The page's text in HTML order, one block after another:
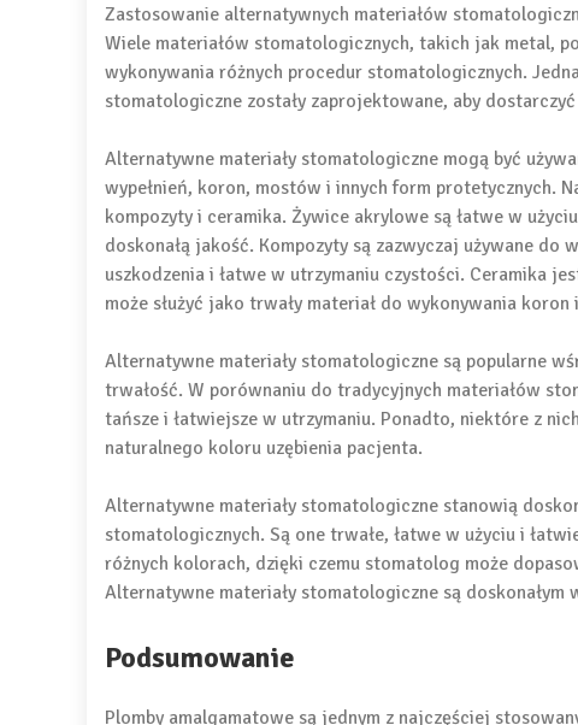
Zastosowanie alternatywnych materiałów
Wiele materiałów stomatologicznych, takich jak metal,
wykonywania różnych procedur stomatologicznych.
stomatologiczne zostały zaprojektowane, aby
Alternatywne materiały stomatologiczne mogą być
wypełnień, koron, mostów i innych form protetycznych.
kompozyty i ceramika. Żywice akrylowe są łatwe w
doskonałą jakość. Kompozyty są zazwyczaj używane do
uszkodzenia i łatwe w utrzymaniu czystości. Ceramika
może służyć jako trwały materiał do wykonywania koron
Alternatywne materiały stomatologiczne są popularne
trwałość. W porównaniu do tradycyjnych materiałów
tańsze i łatwiejsze w utrzymaniu. Ponadto, niektóre z
naturalnego koloru uzębienia pacjenta.
Alternatywne materiały stomatologiczne stanowią
stomatologicznych. Są one trwałe, łatwe w użyciu i
różnych kolorach, dzięki czemu stomatolog może
Alternatywne materiały stomatologiczne są
Podsumowanie
Plomby amalgamatowe są jednym z najczęściej